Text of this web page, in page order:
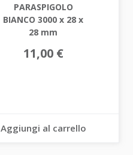
PARASPIGOLO
BIANCO 3000 x 28 x
28 mm
11,00 €
Aggiungi al carrello